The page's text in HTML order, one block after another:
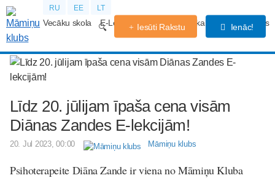
RU EE LT
Vecāku skola E-Lekcijas Grūtniecības kalendārs Forums
Iesūti Rakstu Ienāc!
Līdz 20. jūlijam īpaša cena visām
Diānas Zandes E-lekcijām!
20. Jul 2023, 00:00 Māmiņu klubs
Psihoterapeite Diāna Zande ir viena no Māmiņu Kluba